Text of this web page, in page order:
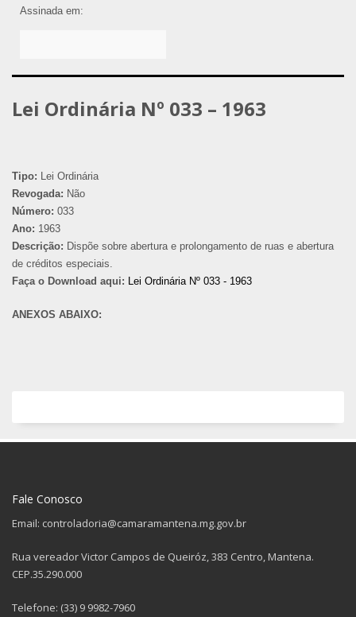
Assinada em:
Lei Ordinária Nº 033 – 1963
Tipo: Lei Ordinária
Revogada: Não
Número: 033
Ano: 1963
Descrição: Dispõe sobre abertura e prolongamento de ruas e abertura
de créditos especiais.
Faça o Download aqui: Lei Ordinária Nº 033 - 1963
ANEXOS ABAIXO:
Fale Conosco
Email: controladoria@camaramantena.mg.gov.br
Rua vereador Victor Campos de Queiróz, 383 Centro, Mantena.
CEP.35.290.000
Telefone: (33) 9 9982-7960